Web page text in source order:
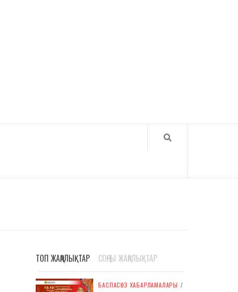
ТОП ЖАҢАЛЫҚТАР СОҢҒЫ ЖАҢАЛЫҚТАР
БАСПАСӨЗ ХАБАРЛАМАЛАРЫ /